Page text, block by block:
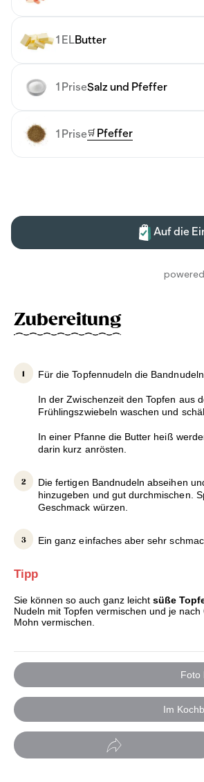
Zubereitung
Für die Topfennudeln die
In der Zwischenzeit den Topfen aus
Frühlingszwiebeln waschen und
In einer Pfanne die Butter heiß
darin kurz anrösten.
Die fertigen Bandnudeln abseihen
hinzugeben und gut durchmischen.
Geschmack würzen.
Ein ganz einfaches aber sehr
Tipp
Sie können so auch ganz leicht süße
Nudeln mit Topfen vermischen und je
Mohn vermischen.
Foto
Im